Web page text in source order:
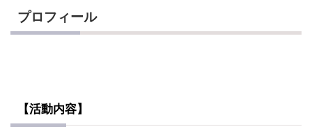
プロフィール
【活動内容】